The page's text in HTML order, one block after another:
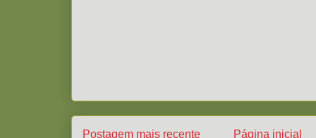
Postagem mais recente Página inicial